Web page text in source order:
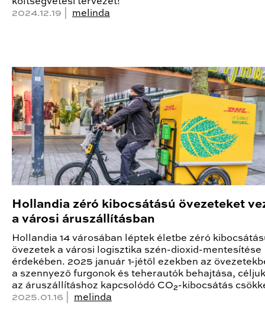
2024.12.19 | melinda
Hollandia zéró kibocsátású övezeteket
a városi áruszállításban
Hollandia 14 városában léptek életbe zéró
övezetek a városi logisztika szén-dioxid-mentesítése
érdekében. 2025 január 1-jétől ezekben az
a szennyező furgonok és teherautók behajtása,
az áruszállításhoz kapcsolódó CO₂-kibocsátás
2025.01.16 | melinda